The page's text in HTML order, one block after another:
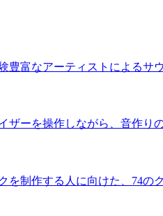
豊富なアーティストによるサ
ザーを操作しながら、音作り
を制作する人に向けた、74の